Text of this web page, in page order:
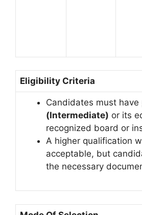
Eligibility Criteria
Candidates must have
(Intermediate) or its
recognized board or
A higher qualification
acceptable, but
the necessary